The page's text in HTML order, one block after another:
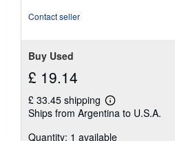
Contact seller
Buy Used
£ 19.14
£ 33.45 shipping
Learn
more
shipping
Ships from Argentina to U.S.A.
Quantity: 1 available